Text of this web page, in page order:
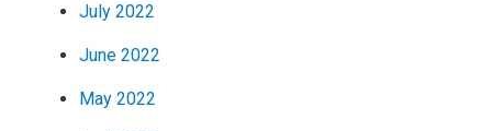
July 2022
June 2022
May 2022